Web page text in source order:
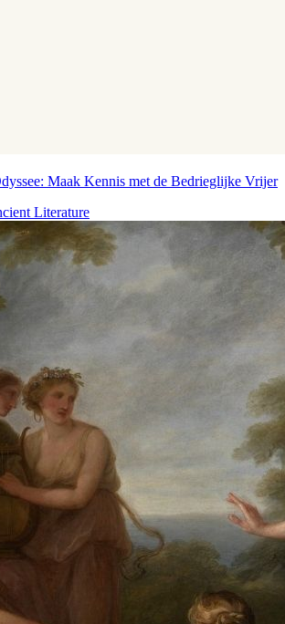
Maak Kennis met de Bedrieglijke Vrijer
Literature